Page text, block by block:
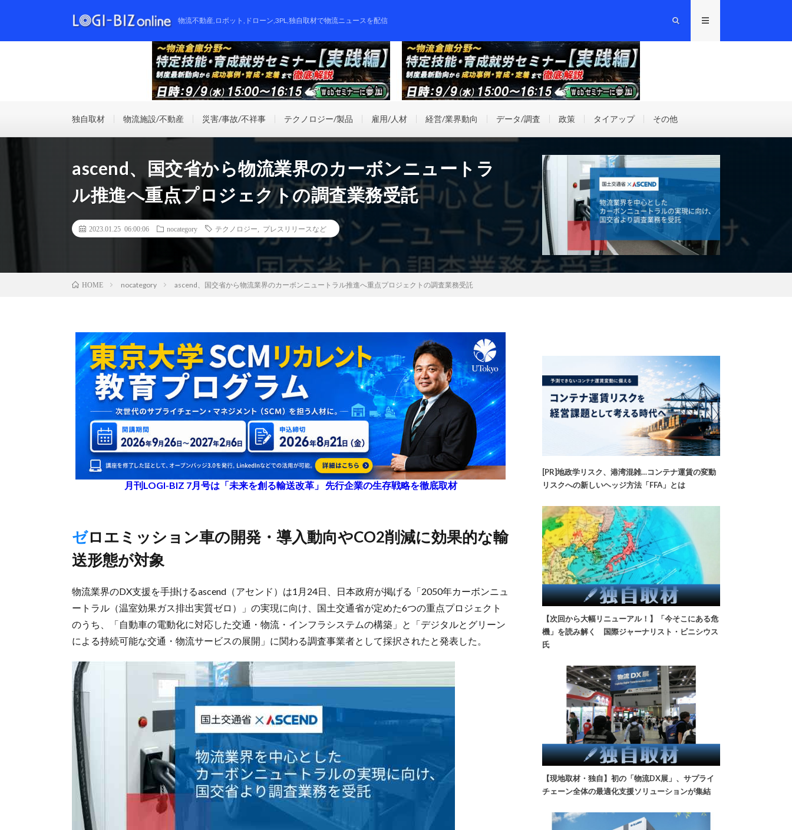
物流不動産,ロボット,ドローン,3PL,独自取材で物流ニュースを配信
独自取材 物流施設/不動産 災害/事故/不祥事 テクノロジー/製品 雇用/人材 経営/業界動向 データ/調査 政策 タイアップ その他
ascend、国交省から物流業界のカーボンニュートラ
ル推進へ重点プロジェクトの調査業務受託
2023.01.25 06:00:06 nocategory テクノロジー プレスリリースなど
HOME nocategory ascend、国交省から物流業界のカーボンニュートラル推進へ重点プロジェクトの調査業務受託
月刊LOGI-BIZ 7月号は「未来を創る輸送改革」 先行企業の生存戦略を徹底取材
ゼロエミッション車の開発・導入動向やCO2削減に効果的な輸
送形態が対象
物流業界のDX支援を手掛けるascend（アセンド）は1月24日、日本政府が掲げる「2050年カーボンニュ
ートラル（温室効果ガス排出実質ゼロ）」の実現に向け、国土交通省が定めた6つの重点プロジェクト
のうち、「自動車の電動化に対応した交通・物流・インフラシステムの構築」と「デジタルとグリーン
による持続可能な交通・物流サービスの展開」に関わる調査事業者として採択されたと発表した。
[PR]地政学リスク、港湾混雑…コンテナ運賃の変動
リスクへの新しいヘッジ方法「FFA」とは
【次回から大幅リニューアル！】「今そこにある危
機」を読み解く 国際ジャーナリスト・ビニシウス
氏
【現地取材・独自】初の「物流DX展」、サプライ
チェーン全体の最適化支援ソリューションが集結